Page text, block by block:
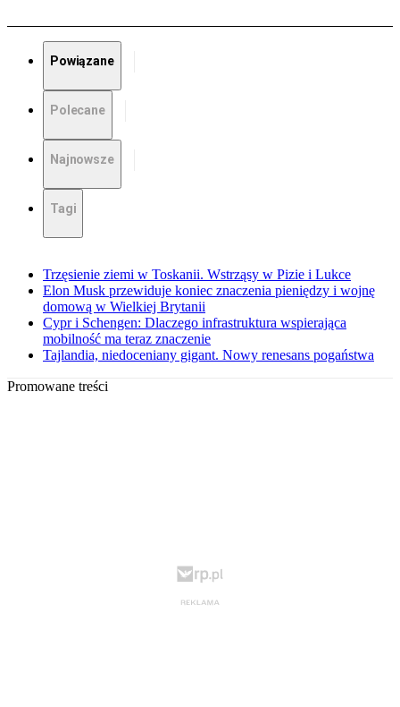
Powiązane
Polecane
Najnowsze
Tagi
Trzęsienie ziemi w Toskanii. Wstrząsy w Pizie i Lukce
Elon Musk przewiduje koniec znaczenia pieniędzy i wojnę
domową w Wielkiej Brytanii
Cypr i Schengen: Dlaczego infrastruktura wspierająca
mobilność ma teraz znaczenie
Tajlandia, niedoceniany gigant. Nowy renesans pogaństwa
Promowane treści